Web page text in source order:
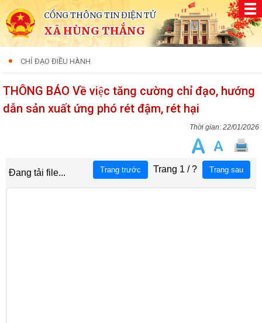
CỔNG THÔNG TIN ĐIỆN TỬ
XÃ HÙNG THẮNG
CHỈ ĐẠO ĐIỀU HÀNH
THÔNG BÁO Về việc tăng cường chỉ đạo, hướng
dẫn sản xuất ứng phó rét đậm, rét hại
22/01/2026